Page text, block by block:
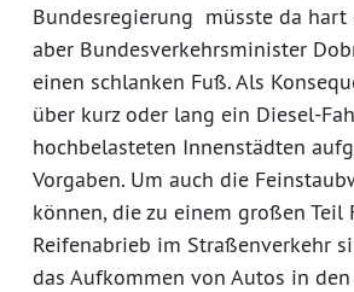
Bundesregierung müsste da hart
aber Bundesverkehrsminister
einen schlanken Fuß. Als
über kurz oder lang ein Diesel-
hochbelasteten Innenstädten
Vorgaben. Um auch die
können, die zu einem großen Teil
Reifenabrieb im Straßenverkehr
das Aufkommen von Autos in